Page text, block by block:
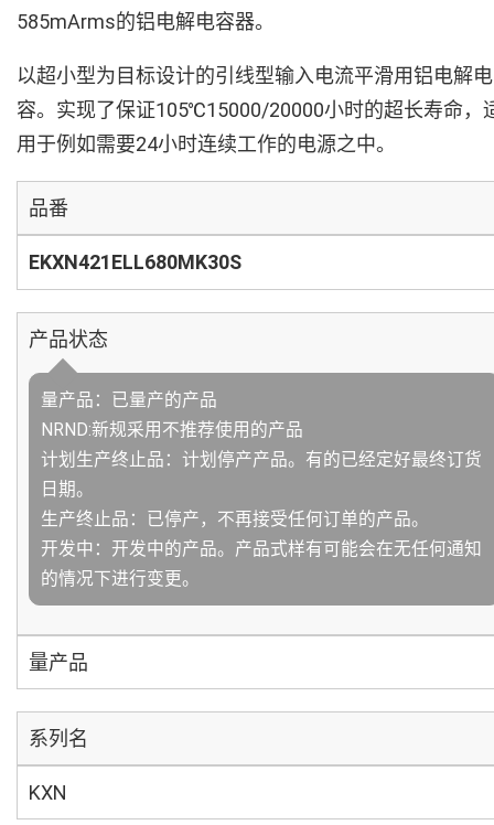
585mArms的铝电解电容器。
以超小型为目标设计的引线型输入电流平滑用铝电解电
容。实现了保证105℃15000/20000小时的超长寿命，
用于例如需要24小时连续工作的电源之中。
品番
EKXN421ELL680MK30S
产品状态
量产品：已量产的产品
NRND:新规采用不推荐使用的产品
计划生产终止品：计划停产产品。有的已经定好最终订货
日期。
生产终止品：已停产，不再接受任何订单的产品。
开发中：开发中的产品。产品式样有可能会在无任何通知
的情况下进行变更。
量产品
系列名
KXN